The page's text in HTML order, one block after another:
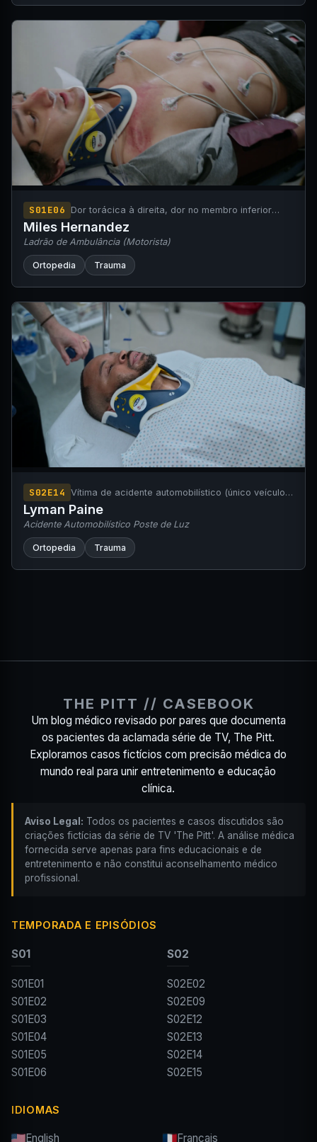
S01E06
Dor torácica à direita, dor no membro inferior
esquerdo e dispneia após acidente
automobilístico (colisão de ambulância contra
uma árvore).
Miles Hernandez
Ladrão de Ambulância (Motorista)
Ortopedia Trauma
S02E14
Vítima de acidente automobilístico (único veículo)
com colisão frontal contra um poste de luz.
Lyman Paine
Acidente Automobilístico Poste de Luz
Ortopedia Trauma
THE PITT // CASEBOOK
Um blog médico revisado por pares que documenta
os pacientes da aclamada série de TV, The Pitt.
Exploramos casos fictícios com precisão médica do
mundo real para unir entretenimento e educação
clínica.
Aviso Legal: Todos os pacientes e casos discutidos são
criações fictícias da série de TV 'The Pitt'. A análise médica
fornecida serve apenas para fins educacionais e de
entretenimento e não constitui aconselhamento médico
profissional.
TEMPORADA E EPISÓDIOS
S01
S01E01
S01E02
S01E03
S01E04
S01E05
S01E06
S02
S02E02
S02E09
S02E12
S02E13
S02E14
S02E15
IDIOMAS
English Français